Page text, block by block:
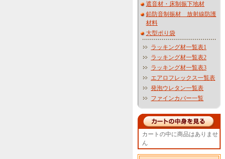
遮音材・床制振下地材
鉛防音制振材 放射線防護
材料
大型ポり袋
ラッキング材一覧表1
ラッキング材一覧表2
ラッキング材一覧表3
エアロフレックス一覧表
発泡ウレタン一覧表
ファインカバー一覧
カートの中に商品はありませ
ん